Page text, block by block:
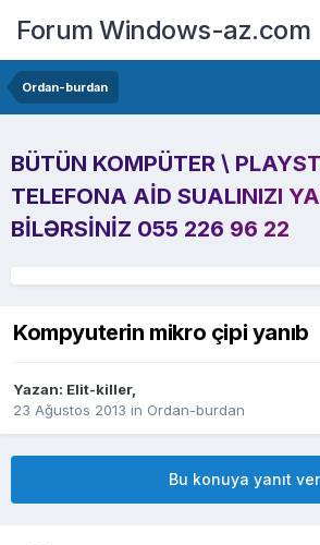
Forum Windows-az.com
Ordan-burdan
BÜTÜN KOMPÜTER \
TELEFONA AID SUALINIZI
BILƏRSINIZ 055 226 96 22
Kompyuterin mikro çipi yanıb
Yazan: Elit-killer,
23 Ağustos 2013 in Ordan-burdan
Bu konuya yanıt ver